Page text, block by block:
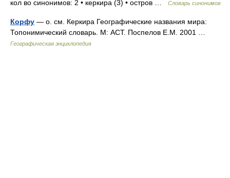
кол во синонимов: 2 • керкира (3) • остров …
Словарь синонимов
Корфу — о. см. Керкира Географические названия мира:
Топонимический словарь. М: АСТ. Поспелов Е.М. 2001 …
Географическая энциклопедия